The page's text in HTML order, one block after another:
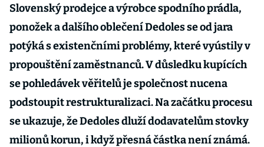
Slovenský prodejce a výrobce spodního prádla,
ponožek a dalšího oblečení Dedoles se od jara
potýká s existenčními problémy, které vyústily v
propouštění zaměstnanců. V důsledku kupících
se pohledávek věřitelů je společnost nucena
podstoupit restrukturalizaci. Na začátku procesu
se ukazuje, že Dedoles dluží dodavatelům stovky
milionů korun, i když přesná částka není známá.